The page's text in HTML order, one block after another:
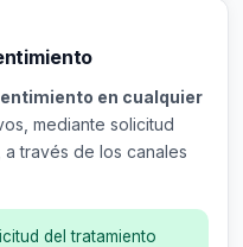
en cualquier
mediante solicitud
través de los canales
del tratamiento